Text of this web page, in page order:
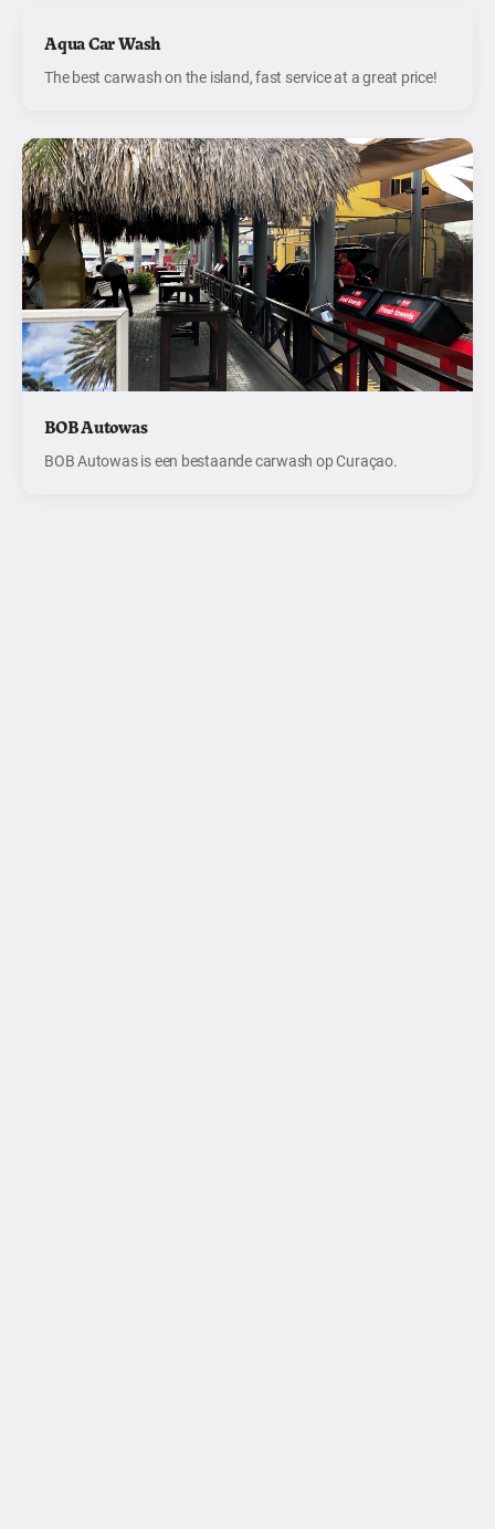
Aqua Car Wash
The best carwash on the island, fast service at a great price!
BOB Autowas
BOB Autowas is een bestaande carwash op Curaçao.